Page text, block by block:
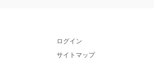
ログイン
サイトマップ